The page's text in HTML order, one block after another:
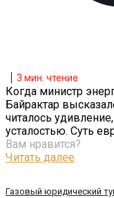
Газовый юридический
3 мин. чтение
Когда министр
Байрактар
читалось
усталостью. Суть
Вам нравится?
Читать далее